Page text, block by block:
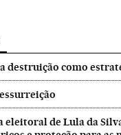
destruição como
eleitoral de Lula da